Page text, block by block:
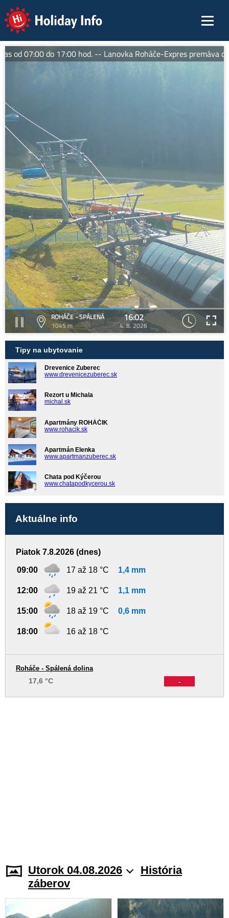
Holiday Info
od 07:00 do 17:00 hod. -- Lanovka Roháče-Expres premáva
ROHÁČE - SPÁLENÁ
1045 m
16:02
4. 8. 2026
Tipy na ubytovanie
Drevenice Zuberec
www.drevenicezuberec.sk
Rezort u Michala
michal.sk
Apartmány ROHÁČIK
www.rohacik.sk
Apartmán Elenka
www.apartmanzuberec.sk
Chata pod Kýčerou
www.chatapodkycerou.sk
Aktuálne info
Piatok 7.8.2026 (dnes)
09:00 17 až 18 °C 1,4 mm
12:00 19 až 21 °C 1,1 mm
15:00 18 až 19 °C 0,6 mm
18:00 16 až 18 °C
-
Roháče - Spálená dolina
17,6 °C
Utorok 04.08.2026
História
záberov